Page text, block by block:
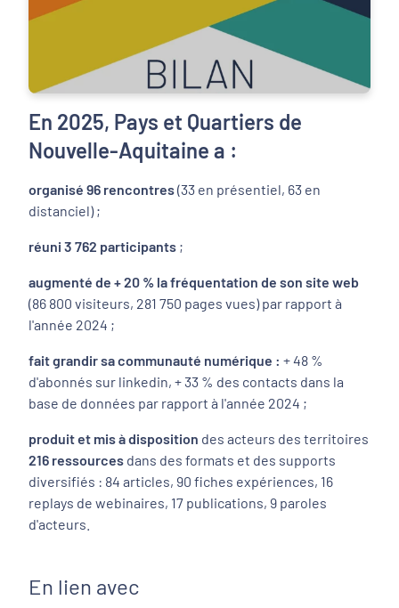
En 2025, Pays et Quartiers de
Nouvelle-Aquitaine a :
organisé 96 rencontres(33 en présentiel, 63 en
distanciel) ;
réuni 3 762 participants ;
augmenté de + 20 % la fréquentation de son site web
(86 800 visiteurs, 281 750 pages vues) par rapport à
l'année 2024 ;
fait grandir sa communauté numérique : + 48 %
d'abonnés sur linkedin, + 33 % des contacts dans la
base de données par rapport à l'année 2024 ;
produit et mis à disposition des acteurs des territoires
216 ressources dans des formats et des supports
diversifiés : 84 articles, 90 fiches expériences, 16
replays de webinaires, 17 publications, 9 paroles
d'acteurs.
En lien avec